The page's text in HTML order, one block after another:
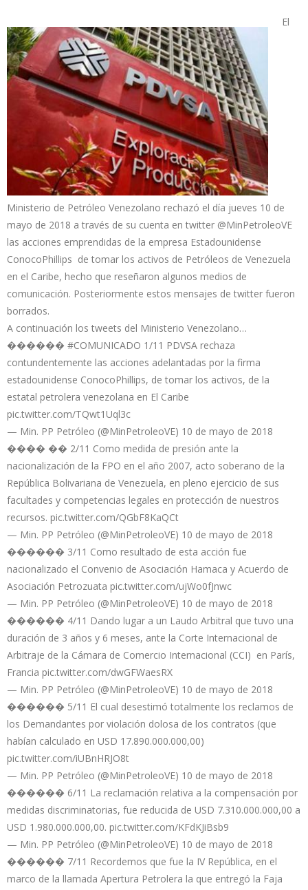
El
Ministerio de Petróleo Venezolano rechazó el día jueves 10 de
mayo de 2018 a través de su cuenta en twitter @MinPetroleoVE
las acciones emprendidas de la empresa Estadounidense
ConocoPhillips de tomar los activos de Petróleos de Venezuela
en el Caribe, hecho que reseñaron algunos medios de
comunicación. Posteriormente estos mensajes de twitter fueron
borrados.
A continuación los tweets del Ministerio Venezolano…
������ #COMUNICADO 1/11 PDVSA rechaza
contundentemente las acciones adelantadas por la firma
estadounidense ConocoPhillips, de tomar los activos, de la
estatal petrolera venezolana en El Caribe
pic.twitter.com/TQwt1Uql3c
— Min. PP Petróleo (@MinPetroleoVE) 10 de mayo de 2018
���� �� 2/11 Como medida de presión ante la
nacionalización de la FPO en el año 2007, acto soberano de la
República Bolivariana de Venezuela, en pleno ejercicio de sus
facultades y competencias legales en protección de nuestros
recursos. pic.twitter.com/QGbF8KaQCt
— Min. PP Petróleo (@MinPetroleoVE) 10 de mayo de 2018
������ 3/11 Como resultado de esta acción fue
nacionalizado el Convenio de Asociación Hamaca y Acuerdo de
Asociación Petrozuata pic.twitter.com/ujWo0fJnwc
— Min. PP Petróleo (@MinPetroleoVE) 10 de mayo de 2018
������ 4/11 Dando lugar a un Laudo Arbitral que tuvo una
duración de 3 años y 6 meses, ante la Corte Internacional de
Arbitraje de la Cámara de Comercio Internacional (CCI) en París,
Francia pic.twitter.com/dwGFWaesRX
— Min. PP Petróleo (@MinPetroleoVE) 10 de mayo de 2018
������ 5/11 El cual desestimó totalmente los reclamos de
los Demandantes por violación dolosa de los contratos (que
habían calculado en USD 17.890.000.000,00)
pic.twitter.com/iUBnHRJO8t
— Min. PP Petróleo (@MinPetroleoVE) 10 de mayo de 2018
������ 6/11 La reclamación relativa a la compensación por
medidas discriminatorias, fue reducida de USD 7.310.000.000,00 a
USD 1.980.000.000,00. pic.twitter.com/KFdKJiBsb9
— Min. PP Petróleo (@MinPetroleoVE) 10 de mayo de 2018
������ 7/11 Recordemos que fue la IV República, en el
marco de la llamada Apertura Petrolera la que entregó la Faja